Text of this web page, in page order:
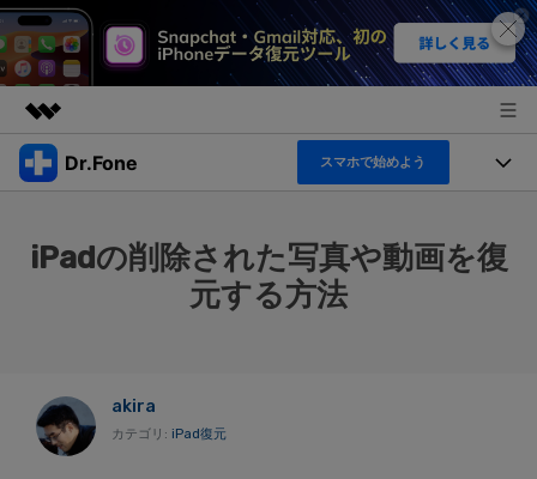
製品
ユーティリティ
法人・教育・パートナー
サポート
Dr.Fone スマホで始めよう
アプリ製品
オンラインツール
もっと見る
トピック
iPadの削除された写真や動画を復
元する方法
akira
カテゴリ: iPad復元